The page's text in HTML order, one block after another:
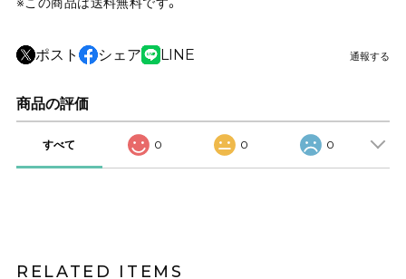
ポスト シェア LINE 通報する
商品の評価
すべて 0 0 0
RELATED ITEMS